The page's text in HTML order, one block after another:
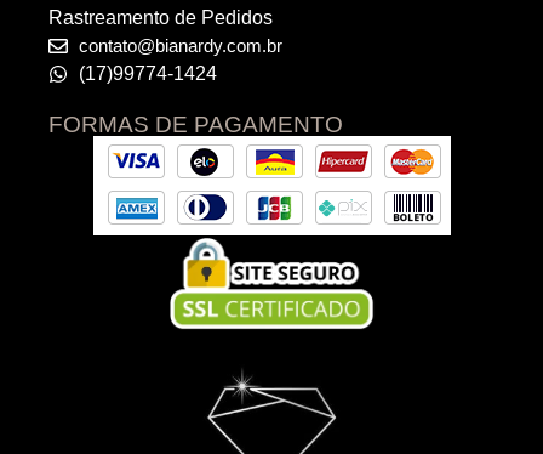
Rastreamento de Pedidos
contato@bianardy.com.br
(17)99774-1424
FORMAS DE PAGAMENTO